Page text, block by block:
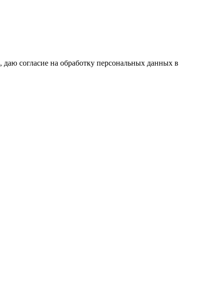
согласие на обработку персональных данных в